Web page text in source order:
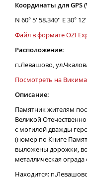
Координаты для GPS
N 60° 5' 58.340'' E 30°
Файл в формате OZI
Расположение:
п.Левашово,
Посмотреть на
Описание:
Памятник жителям
Великой
с могилой дважды
(номер по Книге
выложены дорожки,
металлическая
Находится: